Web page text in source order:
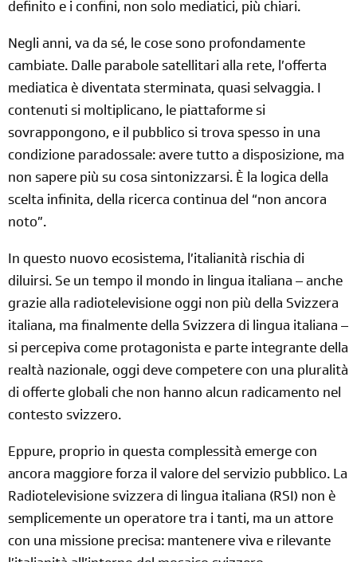
definito e i confini, non solo mediatici, più chiari.
Negli anni, va da sé, le cose sono profondamente
cambiate. Dalle parabole satellitari alla rete, l’offerta
mediatica è diventata sterminata, quasi selvaggia. I
contenuti si moltiplicano, le piattaforme si
sovrappongono, e il pubblico si trova spesso in una
condizione paradossale: avere tutto a disposizione, ma
non sapere più su cosa sintonizzarsi. È la logica della
scelta infinita, della ricerca continua del “non ancora
noto”.
In questo nuovo ecosistema, l’italianità rischia di
diluirsi. Se un tempo il mondo in lingua italiana – anche
grazie alla radiotelevisione oggi non più della Svizzera
italiana, ma finalmente della Svizzera di lingua italiana –
si percepiva come protagonista e parte integrante della
realtà nazionale, oggi deve competere con una pluralità
di offerte globali che non hanno alcun radicamento nel
contesto svizzero.
Eppure, proprio in questa complessità emerge con
ancora maggiore forza il valore del servizio pubblico. La
Radiotelevisione svizzera di lingua italiana (RSI) non è
semplicemente un operatore tra i tanti, ma un attore
con una missione precisa: mantenere viva e rilevante